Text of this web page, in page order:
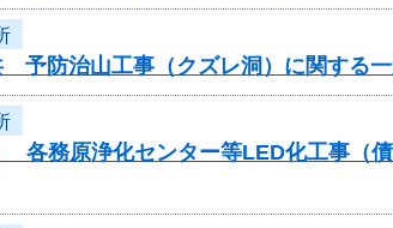
予防治山工事（クズレ洞）に関する
務原浄化センター等LED化工事（